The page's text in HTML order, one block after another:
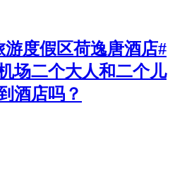
游度假区荷逸唐酒店#
场二个大人和二个儿
酒店吗？